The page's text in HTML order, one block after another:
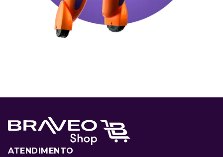
ATENDIMENTO